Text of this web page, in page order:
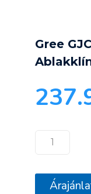
Gree
Gree
E6RNB3A
Ablakklíma